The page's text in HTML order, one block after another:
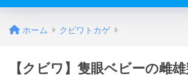
ホーム クビワトカゲ
【クビワ】隻眼ベビーの雌雄